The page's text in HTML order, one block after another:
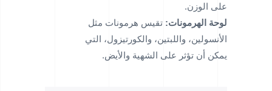
على الوزن.
لوحة الهرمونات: تقيس هرمونات مثل
الأنسولين، واللبتين، والكورتيزول، التي
يمكن أن تؤثر على الشهية والأيض.